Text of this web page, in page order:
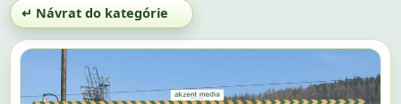
↵ Návrat do kategórie